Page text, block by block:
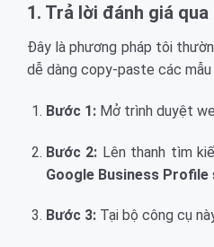
1. Trả lời đánh giá
Đây là phương pháp tôi
dễ dàng copy-paste các
Bước 1:Mở trình duyệt
Bước 2: Lên thanh tìm
Google Business Profile
Bước 3:Tại bộ công cụ